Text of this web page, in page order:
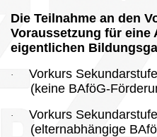
Die Teilnahme an den
Voraussetzung für eine
eigentlichen
·
Vorkurs
(keine BAföG-
·
Vorkurs
(elternabhängige